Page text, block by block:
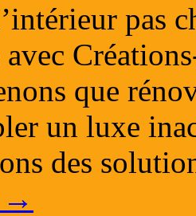
pas
avec
que
un luxe
des
→